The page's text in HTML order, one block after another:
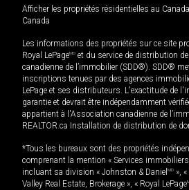
Afficher les propriétés résidentielles au Canada
Canada
Les informations des propriétés sur ce site
Royal LePageMD et du service de distribution
canadienne de l’immobilier (SDD®). SDD®
inscriptions tenues par des agences
LePage et ses distributeurs. L'exactitude de
garantie et devrait être indépendamment
appartient à l'Association canadienne de
REALTOR.ca Installation de distribution de
*Tous les bureaux sont des propriétés
comprenant la mention « Services immobiliers
incluant sa division « Johnston & Daniel MD »,
Valley Real Estate, Brokerage », « Royal LePage